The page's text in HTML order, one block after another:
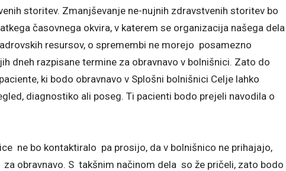
storitev. Zmanjševanje ne-nujnih zdravstvenih storitev bo
časovnega okvira, v katerem se organizacija našega dela
resursov, o spremembi ne morejo posamezno
dneh razpisane termine za obravnavo v bolnišnici. Zato do
ki bodo obravnavo v Splošni bolnišnici Celje lahko
diagnostiko ali poseg. Ti pacienti bodo prejeli navodila o
ne bo kontaktiralo pa prosijo, da v bolnišnico ne prihajajo,
obravnavo. S takšnim načinom dela so že pričeli, zato bodo